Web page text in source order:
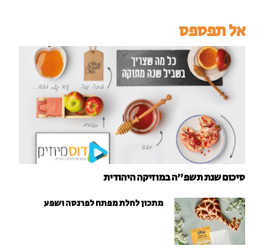
אל תפספס
סיכום שנת תשפ"ה במוזיקה היהודית
מתכון לחלת מפתח לפרנסה ושפע